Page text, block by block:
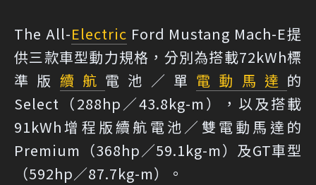
The All-Electric Ford Mustang Mach-E提
供三款車型動力規格，分別為搭載72kWh標
準版 續航 電池／單 電動馬達 的
Select（288hp／43.8kg-m），以及搭載
91kWh增程版續航電池／雙電動馬達的
Premium（368hp／59.1kg-m）及GT車型
（592hp／87.7kg-m）。